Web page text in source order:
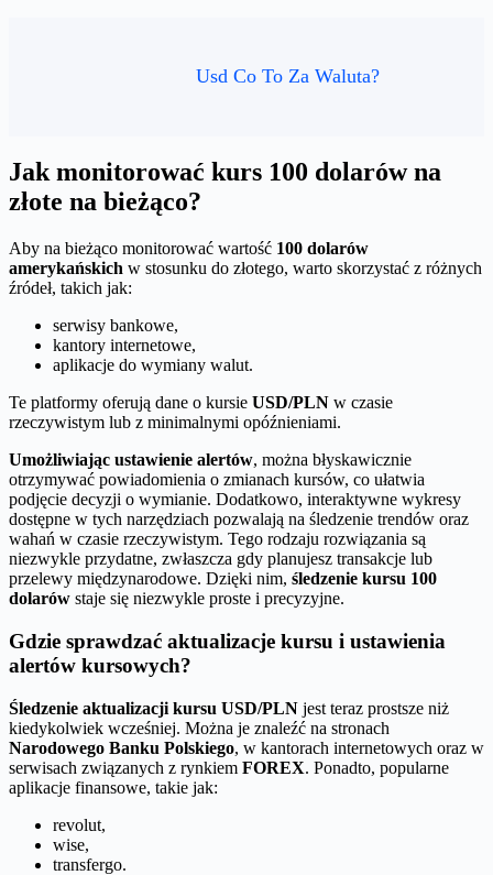
Usd Co To Za Waluta?
Jak monitorować kurs 100 dolarów na
złote na bieżąco?
Aby na bieżąco monitorować wartość 100 dolarów
amerykańskich w stosunku do złotego, warto skorzystać z różnych
źródeł, takich jak:
serwisy bankowe,
kantory internetowe,
aplikacje do wymiany walut.
Te platformy oferują dane o kursie USD/PLN w czasie
rzeczywistym lub z minimalnymi opóźnieniami.
Umożliwiając ustawienie alertów, można błyskawicznie
otrzymywać powiadomienia o zmianach kursów, co ułatwia
podjęcie decyzji o wymianie. Dodatkowo, interaktywne wykresy
dostępne w tych narzędziach pozwalają na śledzenie trendów oraz
wahań w czasie rzeczywistym. Tego rodzaju rozwiązania są
niezwykle przydatne, zwłaszcza gdy planujesz transakcje lub
przelewy międzynarodowe. Dzięki nim, śledzenie kursu 100
dolarów staje się niezwykle proste i precyzyjne.
Gdzie sprawdzać aktualizacje kursu i ustawienia
alertów kursowych?
Śledzenie aktualizacji kursu USD/PLN jest teraz prostsze niż
kiedykolwiek wcześniej. Można je znaleźć na stronach
Narodowego Banku Polskiego, w kantorach internetowych oraz w
serwisach związanych z rynkiem FOREX. Ponadto, popularne
aplikacje finansowe, takie jak:
revolut,
wise,
transfergo.